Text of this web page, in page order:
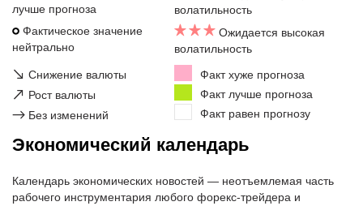
лучше прогноза
Фактическое значение
нейтрально
волатильность
Ожидается высокая
волатильность
↘ Снижение валюты
↗ Рост валюты
→ Без изменений
Факт хуже прогноза
Факт лучше прогноза
Факт равен прогнозу
Экономический календарь
Календарь экономических новостей — неотъемлемая часть
рабочего инструментария любого форекс-трейдера и